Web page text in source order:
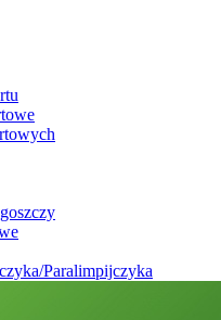
Paralimpijczyka